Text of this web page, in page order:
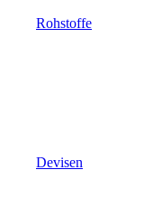
Rohstoffe
Devisen